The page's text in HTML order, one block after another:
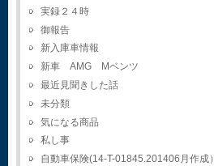
実録２４時
御報告
新入庫車情報
新車 AMG Mベンツ
最近見聞きした話
未分類
気になる商品
私し事
自動車保険(14-T-01845.201406月作成）